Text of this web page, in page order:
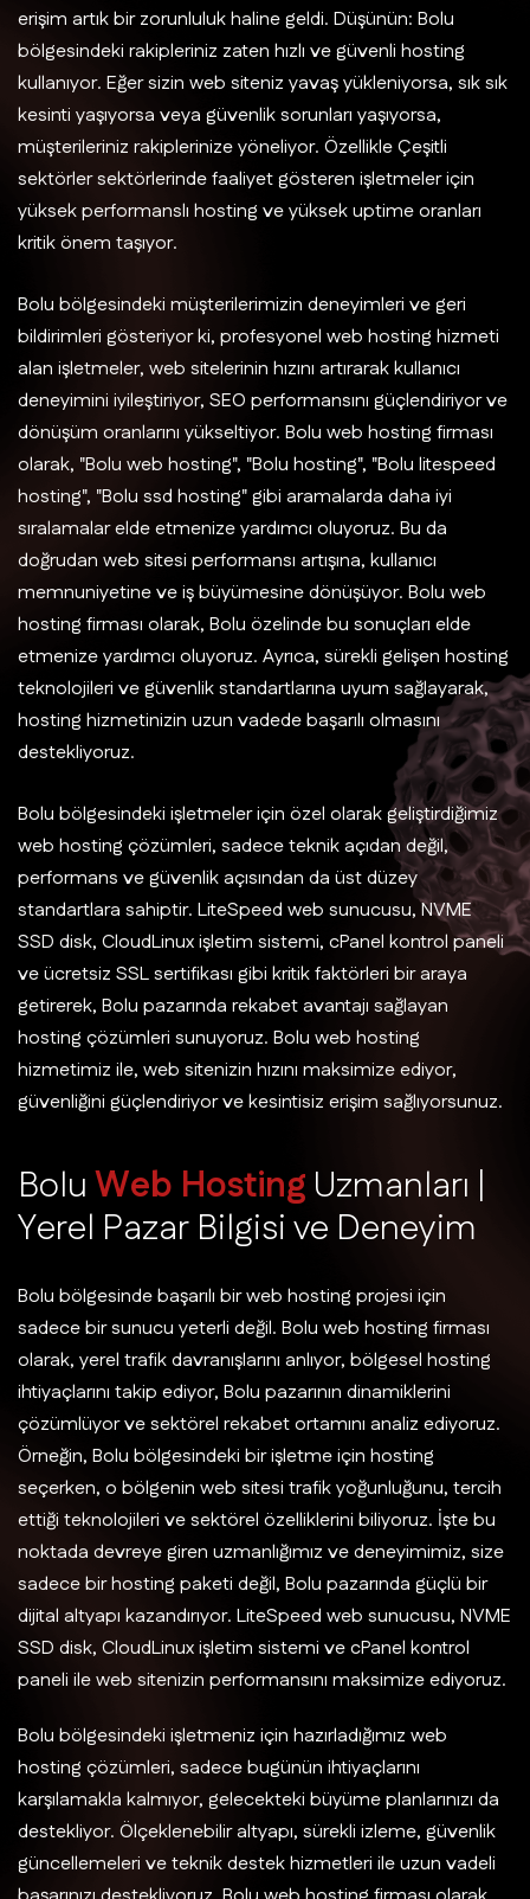
erişim artık bir zorunluluk haline geldi. Düşünün: Bolu
bölgesindeki rakipleriniz zaten hızlı ve güvenli hosting
kullanıyor. Eğer sizin web siteniz yavaş yükleniyorsa, sık sık
kesinti yaşıyorsa veya güvenlik sorunları yaşıyorsa,
müşterileriniz rakiplerinize yöneliyor. Özellikle Çeşitli
sektörler sektörlerinde faaliyet gösteren işletmeler için
yüksek performanslı hosting ve yüksek uptime oranları
kritik önem taşıyor.
Bolu bölgesindeki müşterilerimizin deneyimleri ve geri
bildirimleri gösteriyor ki, profesyonel web hosting hizmeti
alan işletmeler, web sitelerinin hızını artırarak kullanıcı
deneyimini iyileştiriyor, SEO performansını güçlendiriyor ve
dönüşüm oranlarını yükseltiyor. Bolu web hosting firması
olarak, "Bolu web hosting", "Bolu hosting", "Bolu litespeed
hosting", "Bolu ssd hosting" gibi aramalarda daha iyi
sıralamalar elde etmenize yardımcı oluyoruz. Bu da
doğrudan web sitesi performansı artışına, kullanıcı
memnuniyetine ve iş büyümesine dönüşüyor. Bolu web
hosting firması olarak, Bolu özelinde bu sonuçları elde
etmenize yardımcı oluyoruz. Ayrıca, sürekli gelişen hosting
teknolojileri ve güvenlik standartlarına uyum sağlayarak,
hosting hizmetinizin uzun vadede başarılı olmasını
destekliyoruz.
Bolu bölgesindeki işletmeler için özel olarak geliştirdiğimiz
web hosting çözümleri, sadece teknik açıdan değil,
performans ve güvenlik açısından da üst düzey
standartlara sahiptir. LiteSpeed web sunucusu, NVME
SSD disk, CloudLinux işletim sistemi, cPanel kontrol paneli
ve ücretsiz SSL sertifikası gibi kritik faktörleri bir araya
getirerek, Bolu pazarında rekabet avantajı sağlayan
hosting çözümleri sunuyoruz. Bolu web hosting
hizmetimiz ile, web sitenizin hızını maksimize ediyor,
güvenliğini güçlendiriyor ve kesintisiz erişim sağlıyorsunuz.
BoluWeb Hosting Uzmanları |
Yerel Pazar Bilgisive Deneyim
Bolu bölgesinde başarılı bir web hosting projesi için
sadece bir sunucu yeterli değil. Bolu web hosting firması
olarak, yerel trafik davranışlarını anlıyor, bölgesel hosting
ihtiyaçlarını takip ediyor, Bolu pazarının dinamiklerini
çözümlüyor ve sektörel rekabet ortamını analiz ediyoruz.
Örneğin, Bolu bölgesindeki bir işletme için hosting
seçerken, o bölgenin web sitesi trafik yoğunluğunu, tercih
ettiği teknolojileri ve sektörel özelliklerini biliyoruz. İşte bu
noktada devreye giren uzmanlığımız ve deneyimimiz, size
sadece bir hosting paketi değil, Bolu pazarında güçlü bir
dijital altyapı kazandırıyor. LiteSpeed web sunucusu, NVME
SSD disk, CloudLinux işletim sistemi ve cPanel kontrol
paneli ile web sitenizin performansını maksimize ediyoruz.
Bolu bölgesindeki işletmeniz için hazırladığımız web
hosting çözümleri, sadece bugünün ihtiyaçlarını
karşılamakla kalmıyor, gelecekteki büyüme planlarınızı da
destekliyor. Ölçeklenebilir altyapı, sürekli izleme, güvenlik
güncellemeleri ve teknik destek hizmetleri ile uzun vadeli